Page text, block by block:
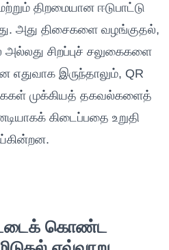
திறமையான ஈடுபாட்டு
அது திசைகளை வழங்குதல்,
சிறப்புச் சலுகைகளை
எதுவாக இருந்தாலும், QR
முக்கியத் தகவல்களைத்
கிடைப்பதை உறுதி
கொண்ட